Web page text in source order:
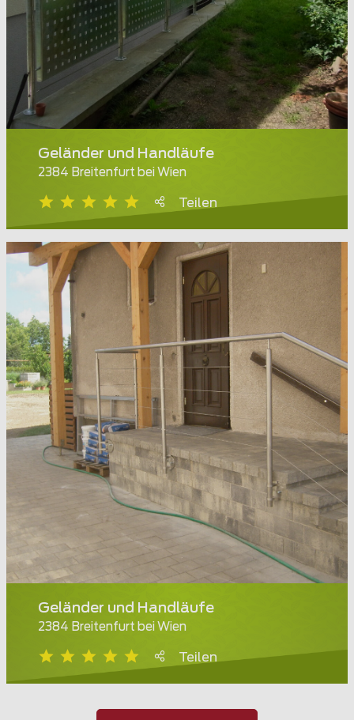
Geländer und Handläufe
2384 Breitenfurt bei Wien
Teilen
Geländer und Handläufe
2384 Breitenfurt bei Wien
Teilen